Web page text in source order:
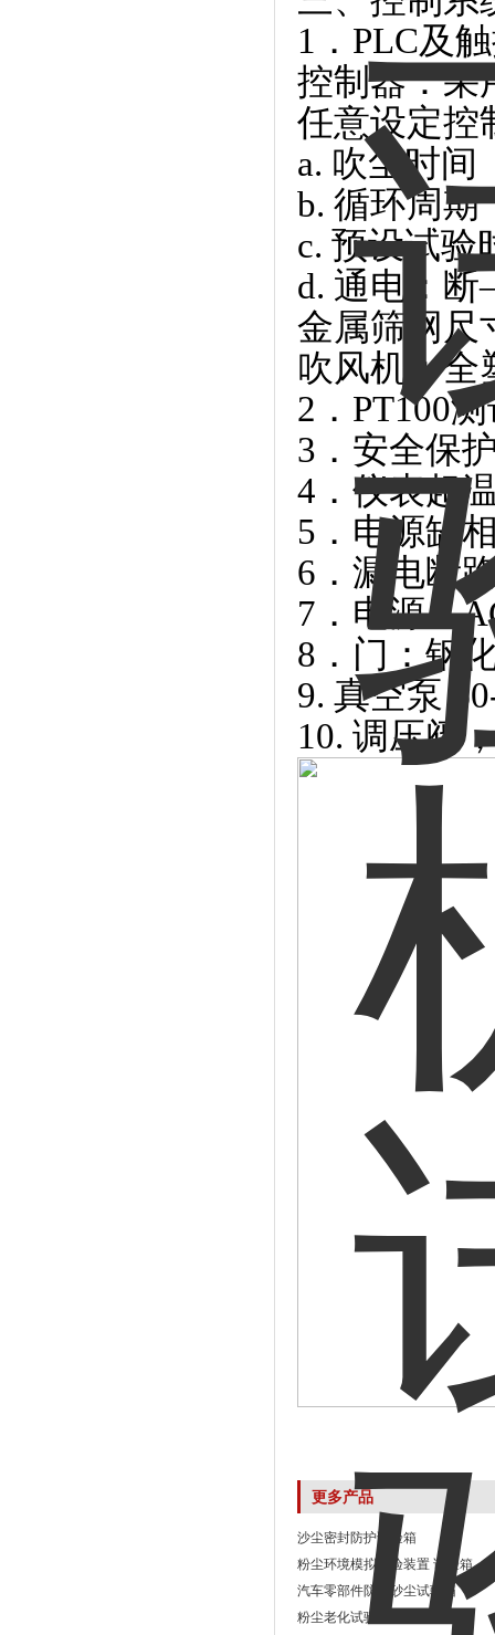
1．PLC及
控制器：采
任意设定控
a. 吹尘时
b. 循环周期
c. 预设试验
d. 通电：
金属筛网尺
吹风机：全
2．PT100
3．安全保
4．仪表超
5．电源缺
6．漏电断
7．电源：
8．门：钢
9. 真空泵
10. 调压阀
更多产品
沙尘密封防护试验箱
粉尘环境模拟试验装置 试验箱
汽车零部件防尘砂尘试验箱
粉尘老化试验设备 试验箱